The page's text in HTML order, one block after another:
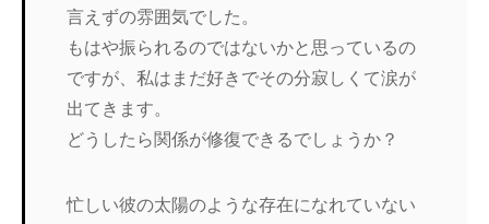
言えずの雰囲気でした。
もはや振られるのではないかと思っているの
ですが、私はまだ好きでその分寂しくて涙が
出てきます。
どうしたら関係が修復できるでしょうか？
忙しい彼の太陽のような存在になれていない